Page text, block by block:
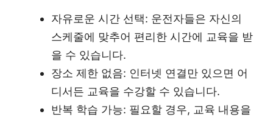
자유로운 시간 선택: 운전자들은 자신의
스케줄에 맞추어 편리한 시간에 교육을 받
을 수 있습니다.
장소 제한 없음: 인터넷 연결만 있으면 어
디서든 교육을 수강할 수 있습니다.
반복 학습 가능: 필요할 경우, 교육 내용을